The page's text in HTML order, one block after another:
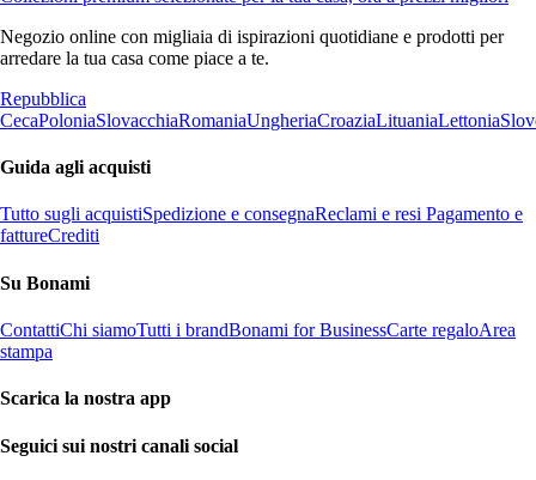
Negozio online con migliaia di ispirazioni quotidiane e prodotti per
arredare la tua casa come piace a te.
Repubblica
CecaPoloniaSlovacchiaRomaniaUngheriaCroaziaLituaniaLettonia
Guida agli acquisti
Tutto sugli acquistiSpedizione e consegnaReclami e resi Pagamento e
fattureCrediti
Su Bonami
ContattiChi siamoTutti i brandBonami for BusinessCarte regaloArea
stampa
Scarica la nostra app
Seguici sui nostri canali social